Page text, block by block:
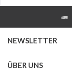
NEWSLETTER
ÜBER UNS